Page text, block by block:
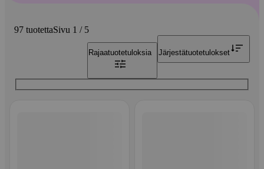
97 tuotettaSivu 1 / 5
Rajaatuotetuloksia Järjestätuotetulokset